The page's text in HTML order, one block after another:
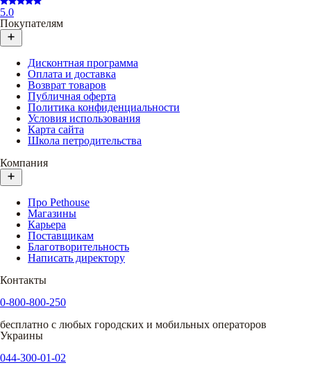
5.0
Покупателям
Дисконтная программа
Оплата и доставка
Возврат товаров
Публичная оферта
Политика конфиденциальности
Условия использования
Карта сайта
Школа петродительства
Компания
Про Pethouse
Магазины
Карьера
Поставщикам
Благотворительность
Написать директору
Контакты
0-800-800-250
бесплатно с любых городских и мобильных операторов
Украины
044-300-01-02